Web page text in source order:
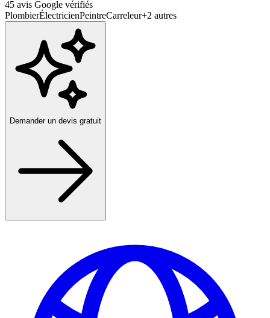
45 avis Google vérifiés
PlombierÉlectricienPeintreCarreleur+2 autres
Demander un devis gratuit